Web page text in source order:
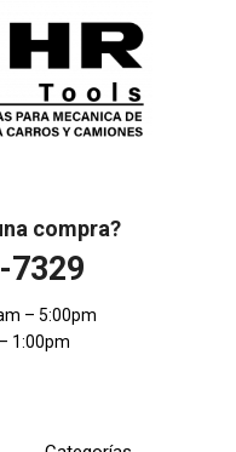
compra?
7329
– 5:00pm
1:00pm